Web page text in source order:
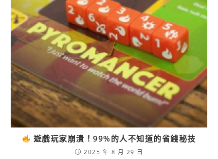
遊戲玩家崩潰！99%的人不知道的省錢秘技
2025 年 8 月 29 日